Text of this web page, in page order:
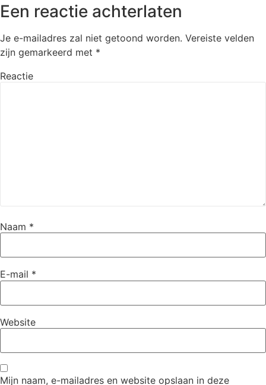
Een reactie achterlaten
Je e-mailadres zal niet getoond worden. Vereiste velden
zijn gemarkeerd met *
Reactie
Naam *
E-mail *
Website
Mijn naam, e-mailadres en website opslaan in deze